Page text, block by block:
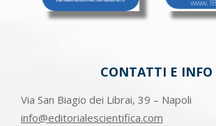
CONTATTI E INFO
Via San Biagio dei Librai, 39 – Napoli
info@editorialescientifica.com